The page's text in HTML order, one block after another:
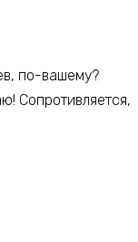
по-вашему?
Сопротивляется,